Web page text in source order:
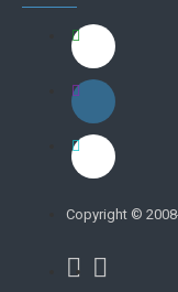
Copyright ©